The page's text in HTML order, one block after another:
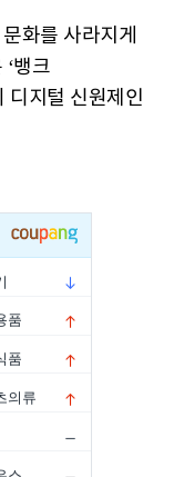
화를 사라지게
뱅크
디지털 신원제인